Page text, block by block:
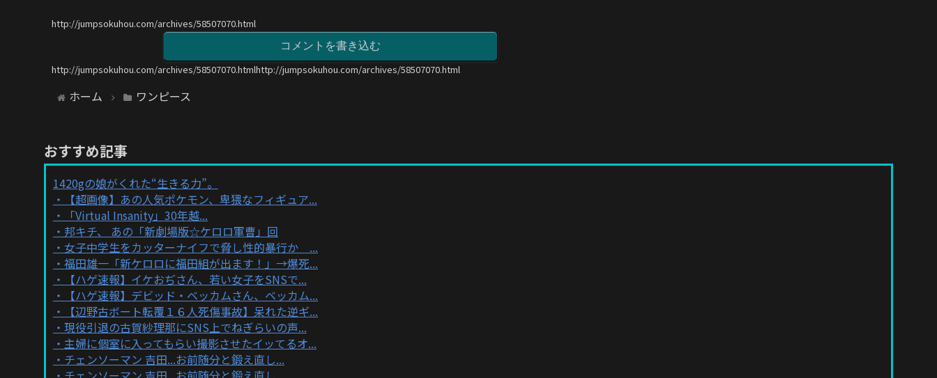
http://jumpsokuhou.com/archives/58507070.html
コメントを書き込む
http://jumpsokuhou.com/archives/58507070.htmlhttp://jumpsokuhou.com/archives/58507070.html
ホーム ワンピース
おすすめ記事
1420gの娘がくれた“生きる力”。
【超画像】あの人気ポケモン、卑猥なフィギュア...
「Virtual Insanity」30年越...
邦キチ、 あの「新劇場版☆ケロロ軍曹」回
女子中学生をカッターナイフで脅し性的暴行か ...
福田雄一「新ケロロに福田組が出ます！」→爆死...
【ハゲ速報】イケおぢさん、若い女子をSNSで...
【ハゲ速報】デビッド・ベッカムさん、ベッカム...
【辺野古ボート転覆１６人死傷事故】呆れた逆ギ...
現役引退の古賀紗理那にSNS上でねぎらいの声...
主婦に個室に入ってもらい撮影させたイッてるオ...
チェンソーマン 吉田...お前随分と鍛え直し...